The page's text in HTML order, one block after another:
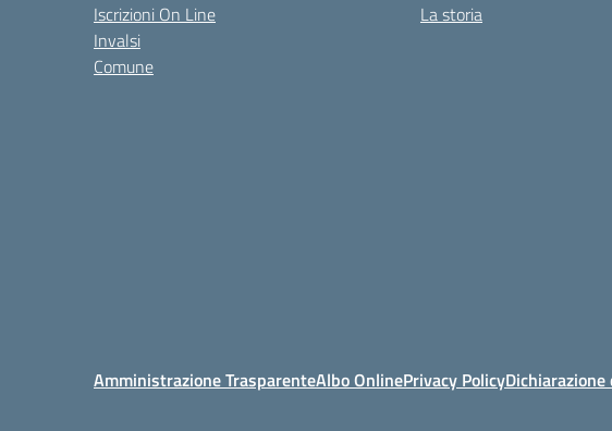
Iscrizioni On Line
Invalsi
Comune
La storia
Amministrazione TrasparenteAlbo OnlinePrivacy Policy